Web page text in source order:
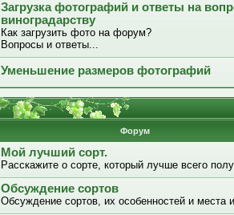
Загрузка фотографий и ответы на
виноградарству
Как загрузить фото на форум?
Вопросы и ответы...
Уменьшение размеров фотографий
Форум
Мой лучший сорт.
Расскажите о сорте, который лучше всего
Обсуждение сортов
Обсуждение сортов, их особенностей и места